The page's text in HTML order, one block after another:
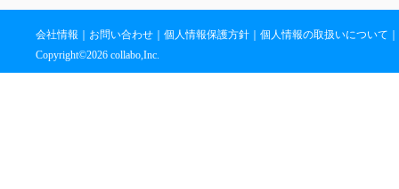
会社情報 お問い合わせ 個人情報保護方針 個人情報の取扱いについて
Copyright©2026 collabo,Inc.